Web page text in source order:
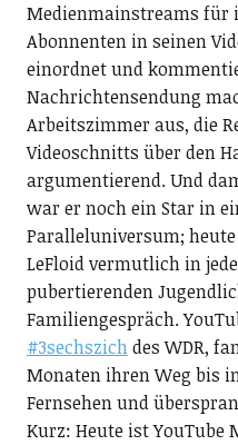
Medienmainstreams für
Abonnenten in seinen
einordnet und
Nachrichtensendung
Arbeitszimmer aus, die
Videoschnitts über den
argumentierend. Und
war er noch ein Star in
Paralleluniversum;
LeFloid vermutlich in
pubertierenden
Familiengespräch.
#3sechszichdes WDR,
Monaten ihren Weg bis
Fernsehen und
Kurz: Heute ist YouTube